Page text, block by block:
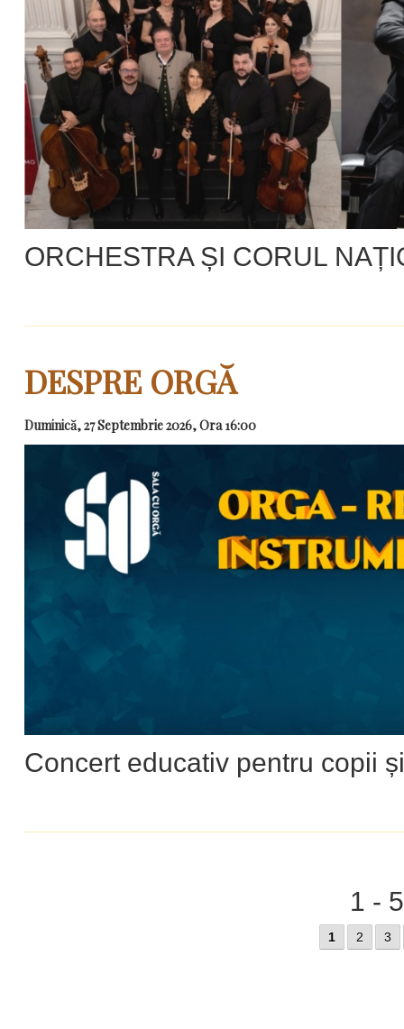
ORCHESTRA ȘI CORUL
DESPRE ORGĂ
Duminică, 27 Septembrie 2026, Ora 16:00
Concert educativ pentru copii
1 -
1 2 3